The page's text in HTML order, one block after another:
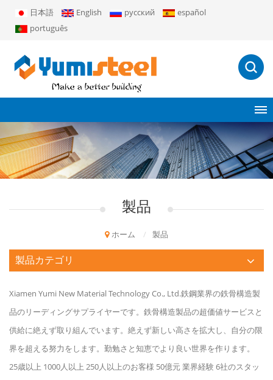
日本語 English русский
español
português
製品
ホーム / 製品
製品カテゴリ
Xiamen Yumi New Material Technology Co., Ltd.鉄鋼業界の鉄骨構造製
品のリーディングサプライヤーです。鉄骨構造製品の超価値サービスと
供給に絶えず取り組んでいます。絶えず新しい高さを拡大し、自分の限
界を超える努力をします。勤勉さと知恵でより良い世界を作ります。
25歳以上 1000人以上 250人以上のお客様 50億元 業界経験 6社のスタッ